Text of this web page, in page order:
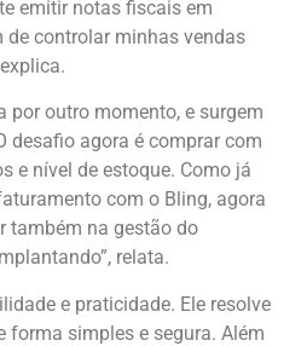
emitir notas fiscais em
de controlar minhas vendas
por outro momento, e surgem
desafio agora é comprar com
e nível de estoque. Como já
com o Bling, agora
também na gestão do
relata.
e praticidade. Ele resolve
forma simples e segura. Além